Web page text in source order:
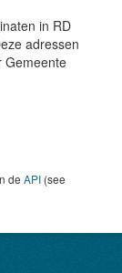
in RD
adressen
Gemeente
de API (see